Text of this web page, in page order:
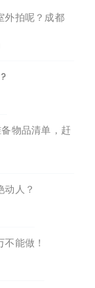
外拍呢？成都
物品清单，赶
人？
能做！